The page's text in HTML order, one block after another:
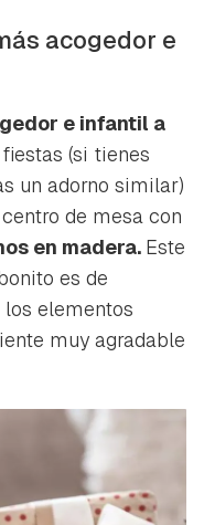
acogedor e
e infantil a
(si tienes
un adorno similar)
de mesa con
en madera. Este
es de
los elementos
muy agradable